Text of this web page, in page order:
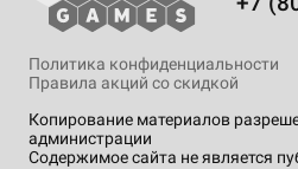
Копирование материалов
администрации
Содержимое сайта не является
Политика конфиденциальности
Правила акций со скидкой